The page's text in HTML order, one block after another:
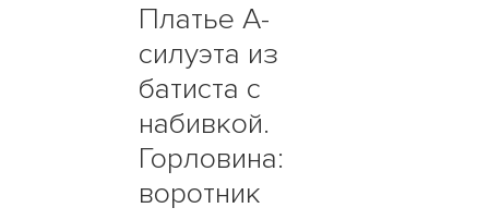
Платье А-
силуэта из
батиста с
набивкой.
Горловина:
воротник